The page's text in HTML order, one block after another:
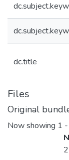
dc.title
Files
Original
Now showing 1